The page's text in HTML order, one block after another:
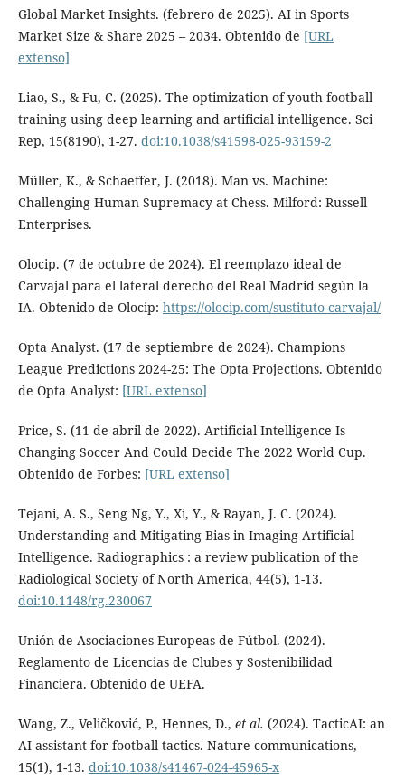
Global Market Insights. (febrero de 2025). AI in Sports
Market Size & Share 2025 – 2034. Obtenido de [URL
extenso]
Liao, S., & Fu, C. (2025). The optimization of youth football
training using deep learning and artificial intelligence. Sci
Rep, 15(8190), 1-27. doi:10.1038/s41598-025-93159-2
Müller, K., & Schaeffer, J. (2018). Man vs. Machine:
Challenging Human Supremacy at Chess. Milford: Russell
Enterprises.
Olocip. (7 de octubre de 2024). El reemplazo ideal de
Carvajal para el lateral derecho del Real Madrid según la
IA. Obtenido de Olocip: https://olocip.com/sustituto-carvajal/
Opta Analyst. (17 de septiembre de 2024). Champions
League Predictions 2024-25: The Opta Projections. Obtenido
de Opta Analyst: [URL extenso]
Price, S. (11 de abril de 2022). Artificial Intelligence Is
Changing Soccer And Could Decide The 2022 World Cup.
Obtenido de Forbes: [URL extenso]
Tejani, A. S., Seng Ng, Y., Xi, Y., & Rayan, J. C. (2024).
Understanding and Mitigating Bias in Imaging Artificial
Intelligence. Radiographics : a review publication of the
Radiological Society of North America, 44(5), 1-13.
doi:10.1148/rg.230067
Unión de Asociaciones Europeas de Fútbol. (2024).
Reglamento de Licencias de Clubes y Sostenibilidad
Financiera. Obtenido de UEFA.
Wang, Z., Veličković, P., Hennes, D., et al. (2024). TacticAI: an
AI assistant for football tactics. Nature communications,
15(1), 1-13. doi:10.1038/s41467-024-45965-x